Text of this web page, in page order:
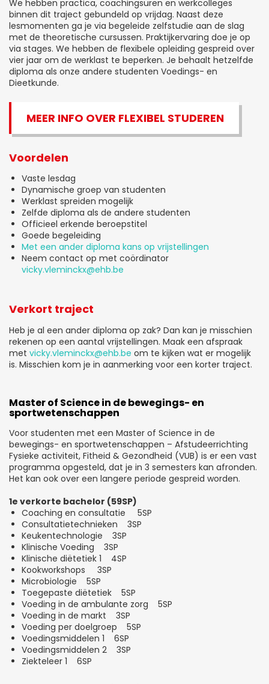
We hebben practica, coachingsuren en werkcolleges
binnen dit traject gebundeld op vrijdag. Naast deze
lesmomenten ga je via begeleide zelfstudie aan de slag
met de theoretische cursussen. Praktijkervaring doe je op
via stages. We hebben de flexibele opleiding gespreid over
vier jaar om de werklast te beperken. Je behaalt hetzelfde
diploma als onze andere studenten Voedings- en
Dieetkunde.
MEER INFO OVER FLEXIBEL STUDEREN
Voordelen
Vaste lesdag
Dynamische groep van studenten
Werklast spreiden mogelijk
Zelfde diploma als de andere studenten
Officieel erkende beroepstitel
Goede begeleiding
Met een ander diploma kans op vrijstellingen
Neem contact op met coördinator
vicky.vleminckx@ehb.be
Verkort traject
Heb je al een ander diploma op zak? Dan kan je misschien
rekenen op een aantal vrijstellingen. Maak een afspraak
met vicky.vleminckx@ehb.be om te kijken wat er mogelijk
is. Misschien kom je in aanmerking voor een korter traject.
Master of Science in de bewegings- en
sportwetenschappen
Voor studenten met een Master of Science in de
bewegings- en sportwetenschappen – Afstudeerrichting
Fysieke activiteit, Fitheid & Gezondheid (VUB) is er een vast
programma opgesteld, dat je in 3 semesters kan afronden.
Het kan ook over een langere periode gespreid worden.
1e verkorte bachelor (59SP)
Coaching en consultatie 5SP
Consultatietechnieken 3SP
Keukentechnologie 3SP
Klinische Voeding 3SP
Klinische diëtetiek 1 4SP
Kookworkshops 3SP
Microbiologie 5SP
Toegepaste diëtetiek 5SP
Voeding in de ambulante zorg 5SP
Voeding in de markt 3SP
Voeding per doelgroep 5SP
Voedingsmiddelen 1 6SP
Voedingsmiddelen 2 3SP
Ziekteleer 1 6SP